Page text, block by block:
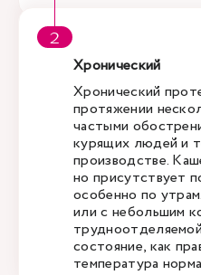
Хронический
Хронический
протяжении
частыми
курящих людей и
производстве.
но присутствует
особенно по
или с небольшим
состояние, как
температура